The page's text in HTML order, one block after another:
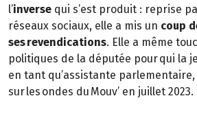
l’inverse qui s’est produit : reprise
réseaux sociaux, elle a mis un coup
ses revendications. Elle a même
politiques de la députée pour qui la
en tant qu’assistante
sur les ondes du Mouv’ en juillet 2023.